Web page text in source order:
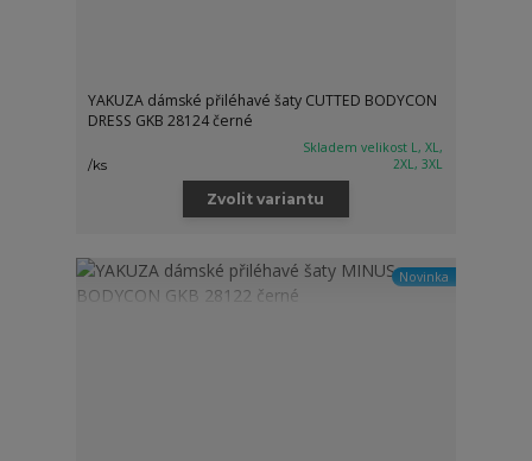
YAKUZA dámské přiléhavé šaty CUTTED BODYCON
DRESS GKB 28124 černé
/ks
Skladem velikost L, XL,
2XL, 3XL
Zvolit variantu
Novinka